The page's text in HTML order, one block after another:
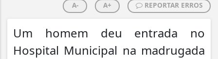
A- A+ REPORTAR ERROS
Um homem deu entrada no
Hospital Municipal na madrugada